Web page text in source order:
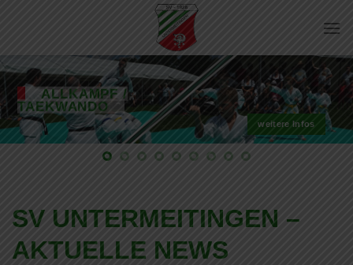
ALLKAMPF /
TAEKWANDO
weitere Infos
SV UNTERMEITINGEN –
AKTUELLE NEWS